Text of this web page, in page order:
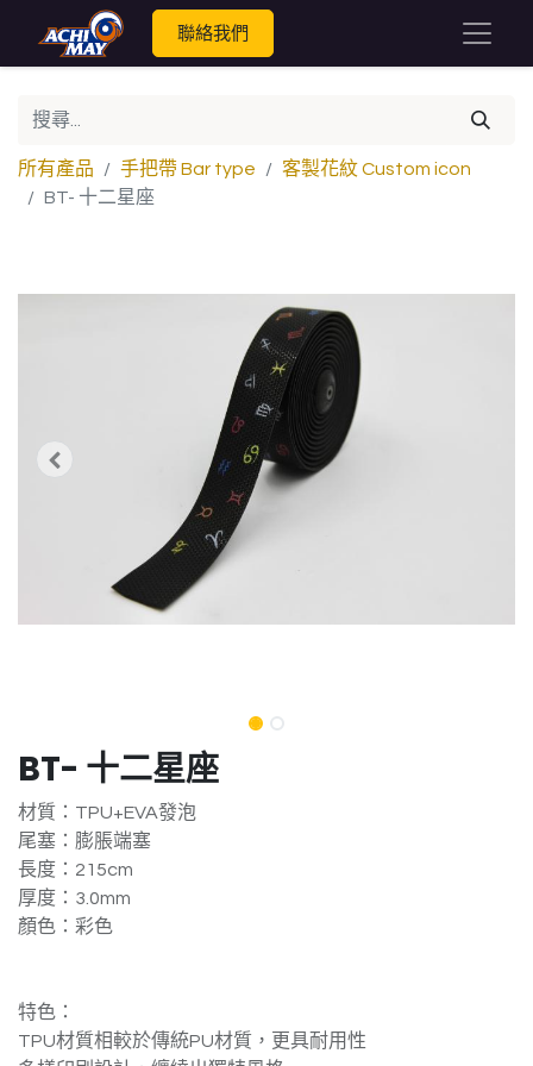
聯絡我們
所有產品 手把帶 Bar type
客製花紋 Custom icon
BT- 十二星座
BT- 十二星座
材質：TPU+EVA發泡
尾塞：膨脹端塞
長度：215cm
厚度：3.0mm
顏色：彩色
特色：
TPU材質相較於傳統PU材質，更具耐用性